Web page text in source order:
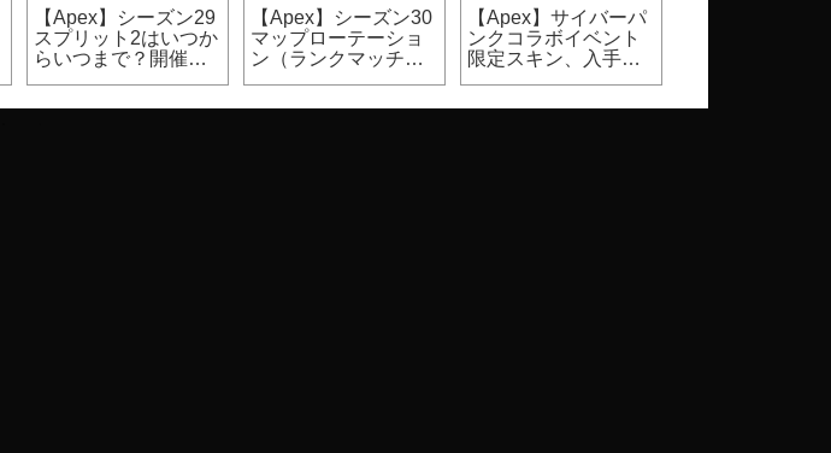
【Apex】シーズン29
スプリット2はいつか
らいつまで？開催期
【Apex】シーズン30
マップローテーショ
ン（ランクマッチ、
【Apex】サイバーパ
ンクコラボイベント
限定スキン、入手方